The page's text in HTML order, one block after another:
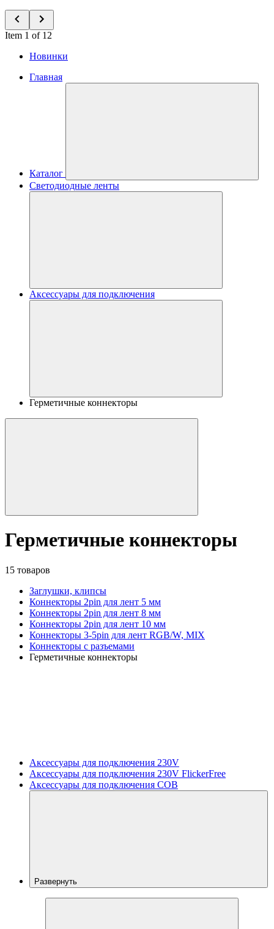
Item 1 of 12
Новинки
Главная
Каталог
Светодиодные ленты
Аксессуары для подключения
Герметичные коннекторы
Герметичные коннекторы
15 товаров
Заглушки, клипсы
Коннекторы 2pin для лент 5 мм
Коннекторы 2pin для лент 8 мм
Коннекторы 2pin для лент 10 мм
Коннекторы 3-5pin для лент RGB/W, MIX
Коннекторы с разъемами
Герметичные коннекторы
Аксессуары для подключения 230V
Аксессуары для подключения 230V FlickerFree
Аксессуары для подключения COB
Развернуть